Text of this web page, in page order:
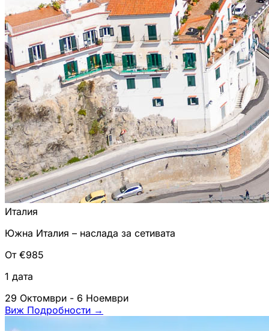
Италия
Южна Италия – наслада за сетивата
От €985
1 дата
29 Октомври - 6 Ноември
Виж Подробности →